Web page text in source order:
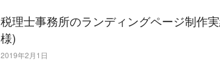
税理士事務所のランディングページ制作
様)
2019年2月1日